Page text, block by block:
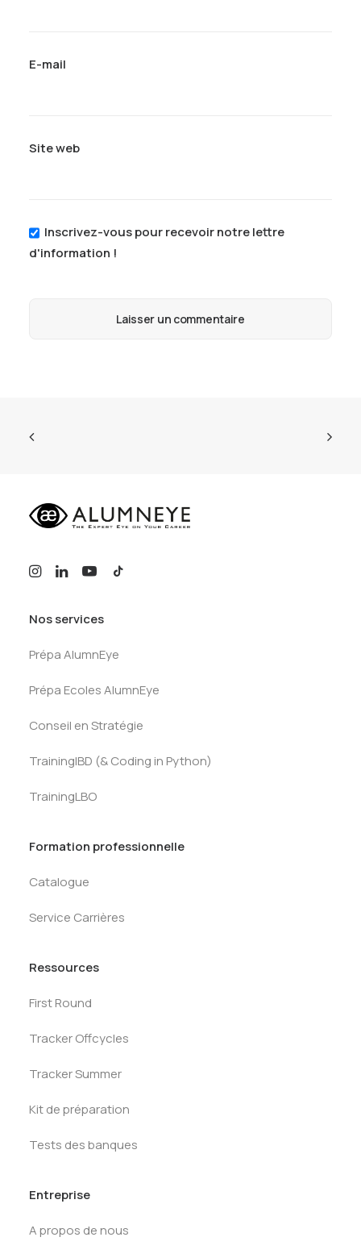
E-mail
Site web
Inscrivez-vous pour recevoir notre lettre
d'information !
Nos services
Prépa AlumnEye
Prépa Ecoles AlumnEye
Conseil en Stratégie
TrainingIBD (& Coding in Python)
TrainingLBO
Formation professionnelle
Catalogue
Service Carrières
Ressources
First Round
Tracker Offcycles
Tracker Summer
Kit de préparation
Tests des banques
Entreprise
A propos de nous